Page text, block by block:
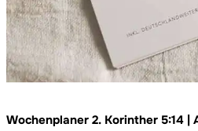
Wochenplaner 2. Korinther 5:14